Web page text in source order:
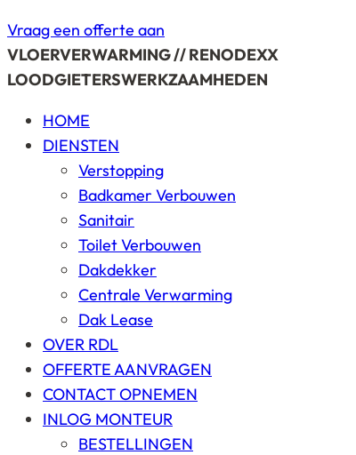
Vraag een offerte aan
VLOERVERWARMING // RENODEXX
LOODGIETERSWERKZAAMHEDEN
HOME
DIENSTEN
Verstopping
Badkamer Verbouwen
Sanitair
Toilet Verbouwen
Dakdekker
Centrale Verwarming
Dak Lease
OVER RDL
OFFERTE AANVRAGEN
CONTACT OPNEMEN
INLOG MONTEUR
BESTELLINGEN